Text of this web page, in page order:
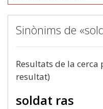
Sinònims de
Resultats de la cerca
resultat)
soldat ras